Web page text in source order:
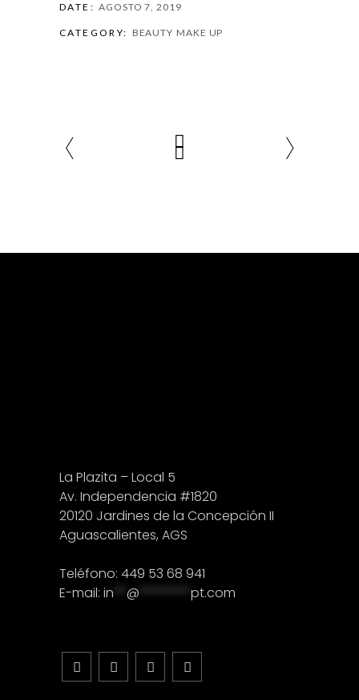
DATE: AGOSTO 7, 2019
CATEGORY: BEAUTY MAKE UP
La Plazita – Local 5
Av. Independencia #1820
20120 Jardines de la Concepción II
Aguascalientes, AGS
Teléfono: 449 53 68 941
E-mail: in @ pt.com